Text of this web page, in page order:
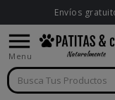
Envíos

Menu